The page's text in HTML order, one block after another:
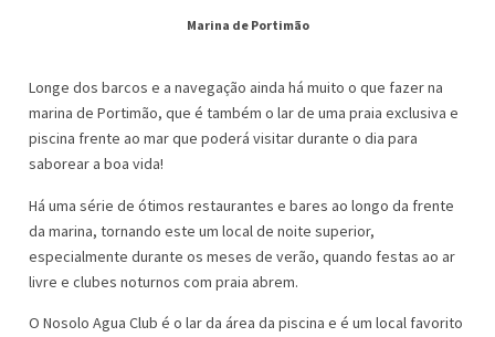
Marina de Portimão
Longe dos barcos e a navegação ainda há muito o que fazer na
marina de Portimão, que é também o lar de uma praia exclusiva e
piscina frente ao mar que poderá visitar durante o dia para
saborear a boa vida!
Há uma série de ótimos restaurantes e bares ao longo da frente
da marina, tornando este um local de noite superior,
especialmente durante os meses de verão, quando festas ao ar
livre e clubes noturnos com praia abrem.
O Nosolo Agua Club é o lar da área da piscina e é um local favorito